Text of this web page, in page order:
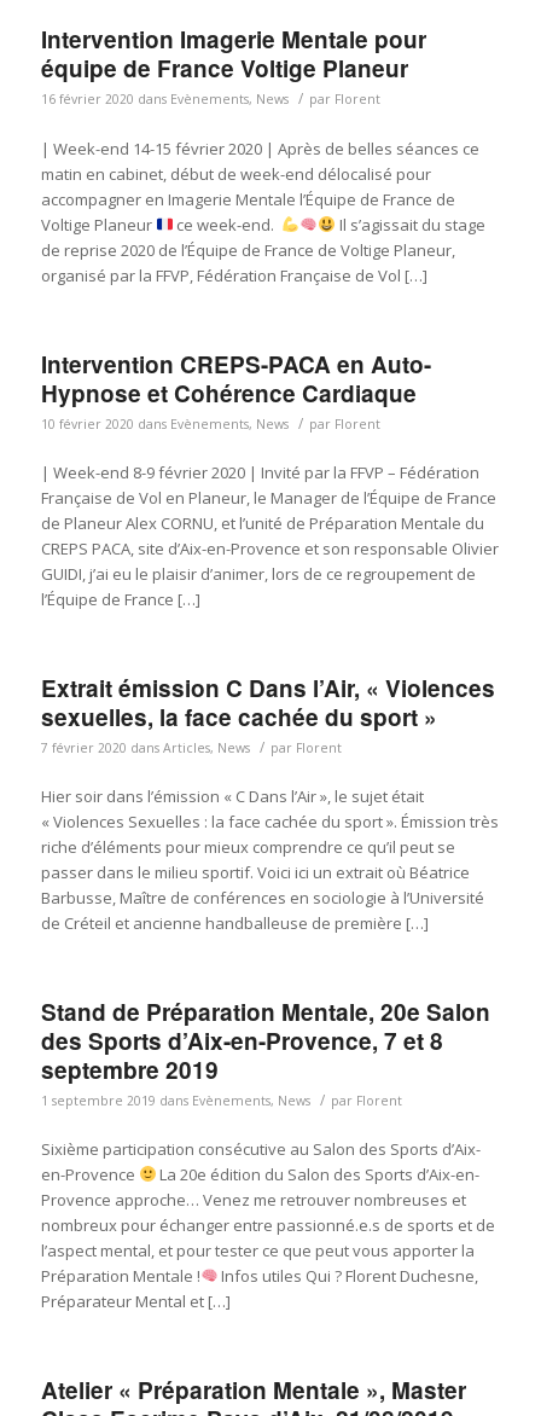
Intervention Imagerie Mentale pour
équipe de France Voltige Planeur
16 février 2020 dans Evènements, News / par Florent
| Week-end 14-15 février 2020 | Après de belles séances ce
matin en cabinet, début de week-end délocalisé pour
accompagner en Imagerie Mentale l’Équipe de France de
Voltige Planeur
ce week-end.
Il s’agissait du stage
de reprise 2020 de l’Équipe de France de Voltige Planeur,
organisé par la FFVP, Fédération Française de Vol […]
Intervention CREPS-PACA en Auto-
Hypnose et Cohérence Cardiaque
10 février 2020 dans Evènements, News / par Florent
| Week-end 8-9 février 2020 | Invité par la FFVP – Fédération
Française de Vol en Planeur, le Manager de l’Équipe de France
de Planeur Alex CORNU, et l’unité de Préparation Mentale du
CREPS PACA, site d’Aix-en-Provence et son responsable Olivier
GUIDI, j’ai eu le plaisir d’animer, lors de ce regroupement de
l’Équipe de France […]
Extrait émission C Dans l’Air, « Violences
sexuelles, la face cachée du sport »
7 février 2020 dans Articles, News / par Florent
Hier soir dans l’émission « C Dans l’Air », le sujet était
« Violences Sexuelles : la face cachée du sport ». Émission très
riche d’éléments pour mieux comprendre ce qu’il peut se
passer dans le milieu sportif. Voici ici un extrait où Béatrice
Barbusse, Maître de conférences en sociologie à l’Université
de Créteil et ancienne handballeuse de première […]
Stand de Préparation Mentale, 20e Salon
des Sports d’Aix-en-Provence, 7 et 8
septembre 2019
1 septembre 2019 dans Evènements, News / par Florent
Sixième participation consécutive au Salon des Sports d’Aix-
en-Provence
La 20e édition du Salon des Sports d’Aix-en-
Provence approche… Venez me retrouver nombreuses et
nombreux pour échanger entre passionné.e.s de sports et de
l’aspect mental, et pour tester ce que peut vous apporter la
Préparation Mentale !
Infos utiles Qui ? Florent Duchesne,
Préparateur Mental et […]
Atelier « Préparation Mentale », Master